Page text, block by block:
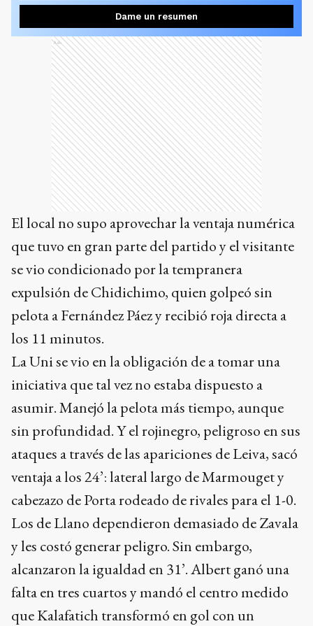
Dame un resumen
Ads
El local no supo aprovechar la ventaja numérica
que tuvo en gran parte del partido y el visitante
se vio condicionado por la tempranera
expulsión de Chidichimo, quien golpeó sin
pelota a Fernández Páez y recibió roja directa a
los 11 minutos.
La Uni se vio en la obligación de a tomar una
iniciativa que tal vez no estaba dispuesto a
asumir. Manejó la pelota más tiempo, aunque
sin profundidad. Y el rojinegro, peligroso en sus
ataques a través de las apariciones de Leiva, sacó
ventaja a los 24’: lateral largo de Marmouget y
cabezazo de Porta rodeado de rivales para el 1-0.
Los de Llano dependieron demasiado de Zavala
y les costó generar peligro. Sin embargo,
alcanzaron la igualdad en 31’. Albert ganó una
falta en tres cuartos y mandó el centro medido
que Kalafatich transformó en gol con un